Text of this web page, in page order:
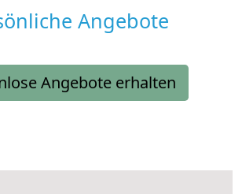
Angebote
Angebote erhalten